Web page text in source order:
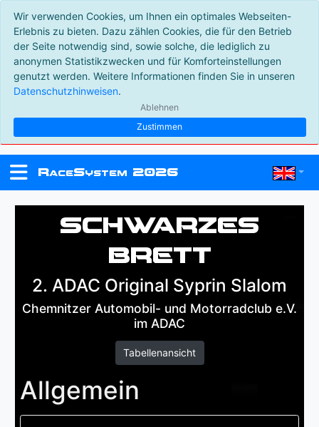
Wir verwenden Cookies, um Ihnen ein optimales Webseiten-
Erlebnis zu bieten. Dazu zählen Cookies, die für den Betrieb
der Seite notwendig sind, sowie solche, die lediglich zu
anonymen Statistikzwecken und für Komforteinstellungen
genutzt werden. Weitere Informationen finden Sie in unseren
Datenschutzhinweisen.
Ablehnen
Zustimmen
RaceSystem 2026
Schwarzes
Brett
2. ADAC Original Syprin Slalom
Chemnitzer Automobil- und Motorradclub e.V.
im ADAC
Tabellenansicht
Allgemein